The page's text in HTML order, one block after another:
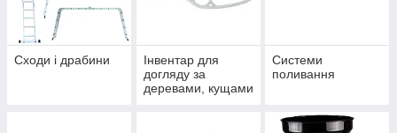
Сходи і драбини
Інвентар для
догляду за
деревами, кущами
Системи
поливання